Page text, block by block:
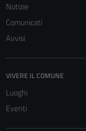
Notizie
Comunicati
Avvisi
VIVERE IL COMUNE
Luoghi
Eventi